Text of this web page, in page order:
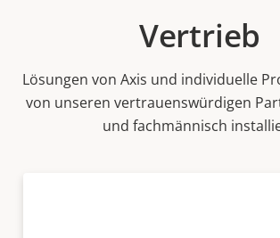
Vertrieb
Lösungen von Axis und individuelle
von unseren vertrauenswürdigen
und fachmännisch